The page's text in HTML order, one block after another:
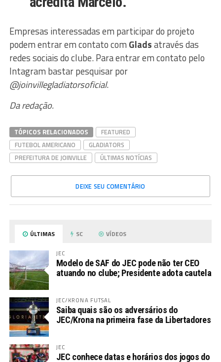
Empresas interessadas em participar do projeto
podem entrar em contato com Gladsatravés das
redes sociais do clube. Para entrar em contato pelo
Intagram bastar pesquisar por
@joinvillegladiatorsoficial.
Da redação.
TÓPICOS RELACIONADOS
FEATURED
FUTEBOL AMERICANO
GLADIATORS
PREFEITURA DE JOINVILLE
ÚLTIMAS NOTÍCIAS
DEIXE SEU COMENTÁRIO
ÚLTIMAS SC VÍDEOS
JEC
Modelo de SAF do JEC pode não ter CEO
atuando no clube; Presidente adota cautela
JEC/KRONA FUTSAL
Saiba quais são os adversários do
JEC/Krona na primeira fase da Libertadores
JEC
JEC conhece datas e horários dos jogos do